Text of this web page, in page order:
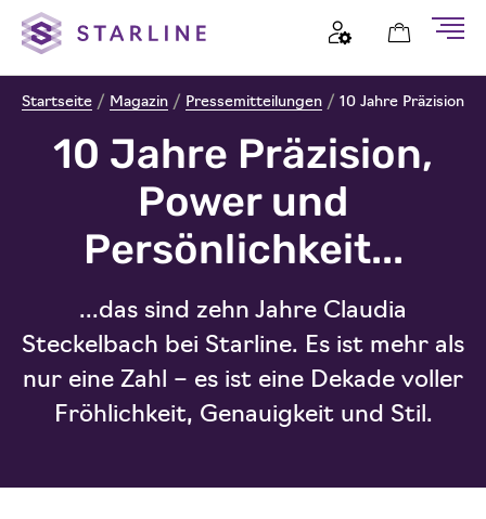
Startseite / Magazin / Pressemitteilungen / 10 Jahre Präzision,
10 Jahre Präzision,
Power und
Persönlichkeit...
...das sind zehn Jahre Claudia
Steckelbach bei Starline. Es ist mehr als
nur eine Zahl – es ist eine Dekade voller
Fröhlichkeit, Genauigkeit und Stil.